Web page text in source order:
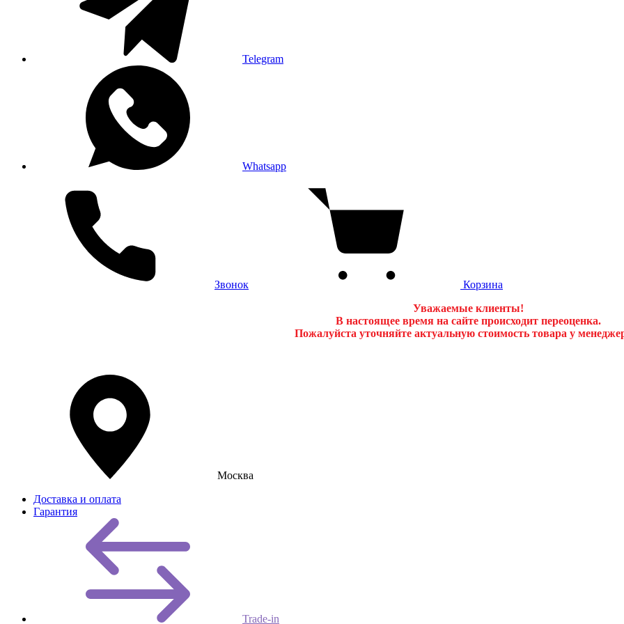
Telegram
Whatsapp
Звонок
Корзина
Уважаемые клиенты!
В настоящее время на сайте происходит переоценка.
Пожалуйста уточняйте актуальную стоимость товара у
Москва
Доставка и оплата
Гарантия
Trade-in